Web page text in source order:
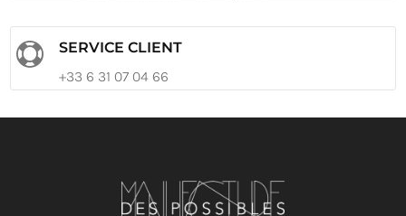

SERVICE CLIENT
+33 6 31 07 04 66